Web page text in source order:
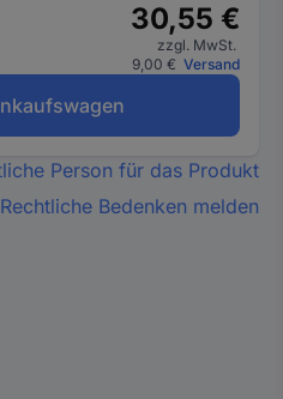
30,55 €
zzgl. MwSt.
9,00 € Versand
Person für das Produkt
Rechtliche Bedenken melden